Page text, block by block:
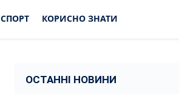
СПОРТ КОРИСНО ЗНАТИ
ОСТАННІ НОВИНИ